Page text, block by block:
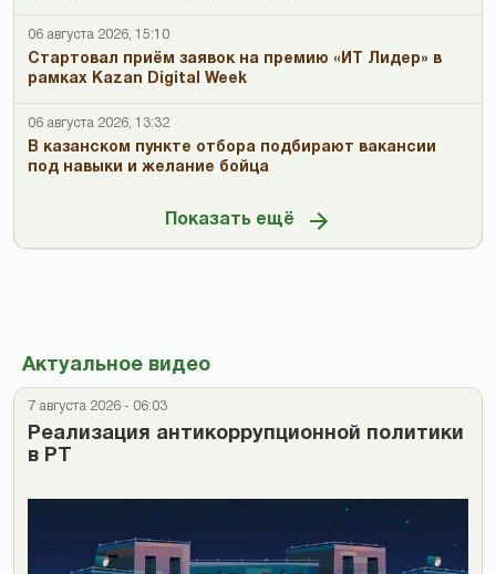
06 августа 2026, 15:10
Стартовал приём заявок на премию «ИТ Лидер» в
рамках Kazan Digital Week
06 августа 2026, 13:32
В казанском пункте отбора подбирают вакансии
под навыки и желание бойца
Показать ещё
Актуальное видео
7 августа 2026 - 06:03
Реализация антикоррупционной политики
в РТ